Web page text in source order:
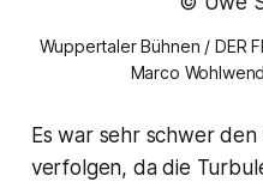
Wuppertaler Bühnen / DER
Marco
Es war sehr schwer
verfolgen, da die